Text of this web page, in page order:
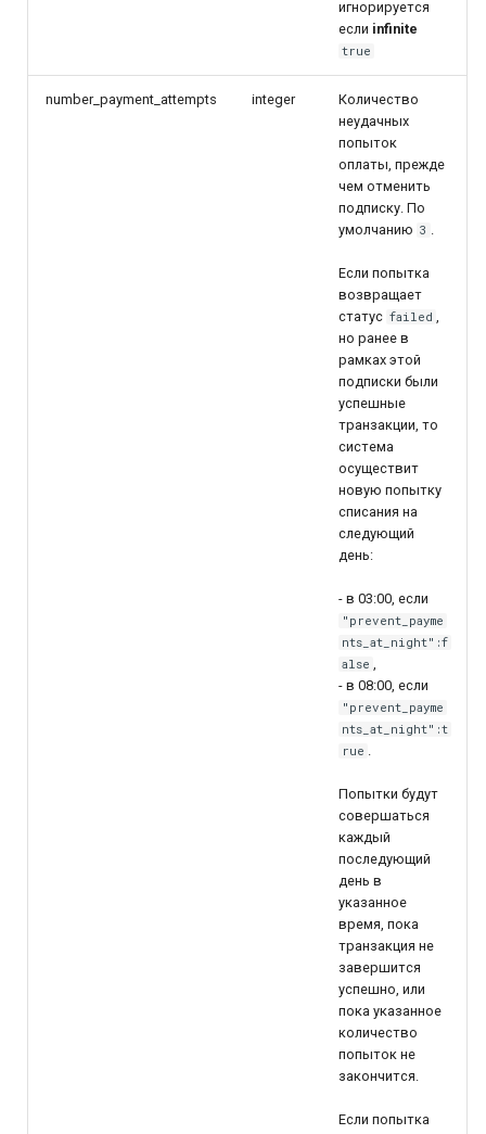
игнорируется
если infinite
true
number_payment_attempts integer
Количество
неудачных
попыток
оплаты, прежде
чем отменить
подписку. По
умолчанию 3 .
Если попытка
возвращает
статус failed ,
но ранее в
рамках этой
подписки были
успешные
транзакции, то
система
осуществит
новую попытку
списания на
следующий
день:
- в 03:00, если
"prevent_payme
nts_at_night":f
alse ,
- в 08:00, если
"prevent_payme
nts_at_night":t
rue .
Попытки будут
совершаться
каждый
последующий
день в
указанное
время, пока
транзакция не
завершится
успешно, или
пока указанное
количество
попыток не
закончится.
Если попытка